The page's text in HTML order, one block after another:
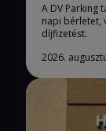
A DV Parking
napi bérletet,
díjfizetést.
2026.